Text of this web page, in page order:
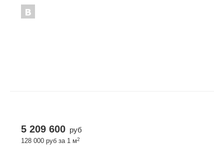
5 209 600 руб
128 000 руб за 1 м2